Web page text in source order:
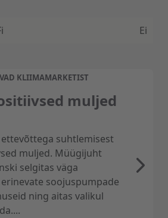
Ei
KLIIMAMARKETIST
muljed
suhtlemisest
muljed. Müügijuht
selgitas väga
soojuspumpade
ning aitas valikul